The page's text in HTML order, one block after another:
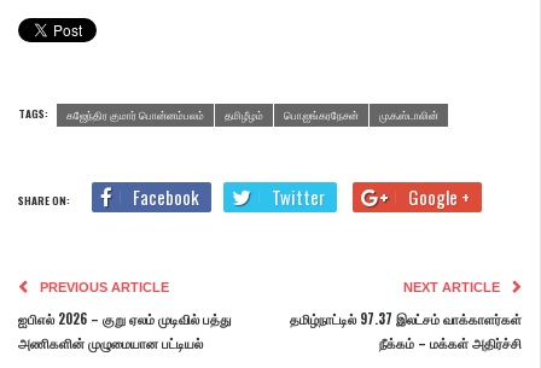
TAGS: கஜேந்திர குமார் பொன்னம்பலம் தமிழீழம் பொ.ஐங்கரநேசன் மு.க.ஸ்டாலின்
SHARE ON: Facebook Twitter Google +
PREVIOUS ARTICLE
ஐபிஎல் 2026 – குறு ஏலம் முடிவில் பத்து
அணிகளின் முழுமையான பட்டியல்
NEXT ARTICLE
தமிழ்நாட்டில் 97.37 இலட்சம் வாக்காளர்கள்
நீக்கம் – மக்கள் அதிர்ச்சி